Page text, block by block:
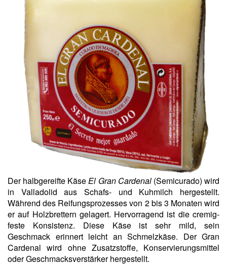
Der halbgereifte Käse El Gran Cardenal(Semicurado) wird
in Valladolid aus Schafs- und Kuhmilch hergestellt.
Während des Reifungsprozesses von 2 bis 3 Monaten wird
er auf Holzbrettern gelagert. Hervorragend ist die cremig-
feste Konsistenz. Diese Käse ist sehr mild, sein
Geschmack erinnert leicht an Schmelzkäse. Der Gran
Cardenal wird ohne Zusatzstoffe, Konservierungsmittel
oder Geschmacksverstärker hergestellt.